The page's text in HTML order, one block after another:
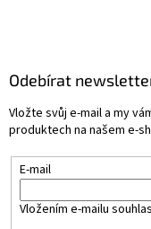
Odebírat
Vložte svůj e-mail a my
produktech na našem e-
E-mail
Vložením e-mailu